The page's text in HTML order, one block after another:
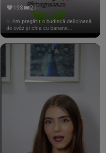
198 21
✨ Am pregătit o budincă delicioasă
de ovăz și chia cu banane...